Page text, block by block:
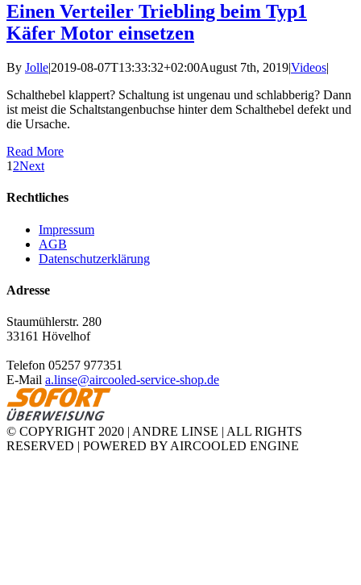
Einen Verteiler Triebling beim Typ1
Käfer Motor einsetzen
By Jolle|2019-08-07T13:33:32+02:00August 7th, 2019|Videos|
Schalthebel klappert? Schaltung ist ungenau und schlabberig? Dann
ist meist die Schaltstangenbuchse hinter dem Schalthebel defekt und
die Ursache.
Read More
1 2Next
Rechtliches
Impressum
AGB
Datenschutzerklärung
Adresse
Staumühlerstr. 280
33161 Hövelhof
Telefon 05257 977351
E-Mail a.linse@aircooled-service-shop.de
© COPYRIGHT 2020 | ANDRE LINSE | ALL RIGHTS
RESERVED | POWERED BY AIRCOOLED ENGINE